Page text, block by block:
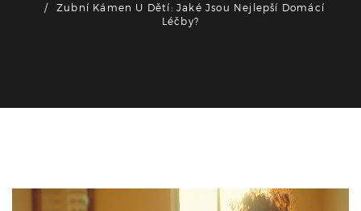
Zubní Kámen U Dětí: Jaké Jsou Nejlepší Domácí
Léčby?
Rodičovství a péče o děti